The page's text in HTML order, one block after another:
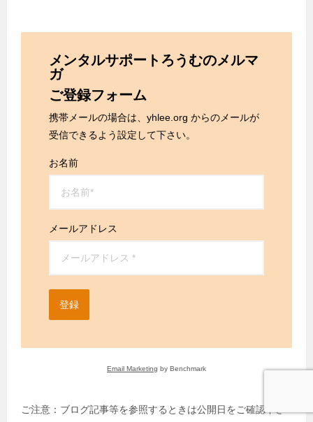
メンタルサポートろうむのメルマ
ガ
ご登録フォーム
携帯メールの場合は、yhlee.org からのメールが
受信できるよう設定して下さい。
お名前
メールアドレス
登録
Email Marketing by Benchmark
ご注意：ブログ記事等を参照するときは公開日をご確認下さ